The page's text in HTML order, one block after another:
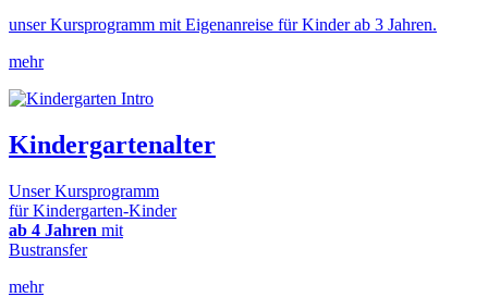
unser Kursprogramm mit Eigenanreise für Kinder ab 3 Jahren.
mehr
Kindergartenalter
Unser Kursprogramm
für Kindergarten-Kinder
ab 4 Jahren mit
Bustransfer
mehr